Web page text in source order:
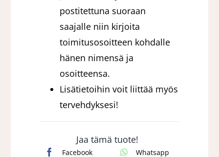
postitettuna suoraan
saajalle niin kirjoita
toimitusosoitteen kohdalle
hänen nimensä ja
osoitteensa.
Lisätietoihin voit liittää myös
tervehdyksesi!
Jaa tämä tuote!
Facebook Whatsapp